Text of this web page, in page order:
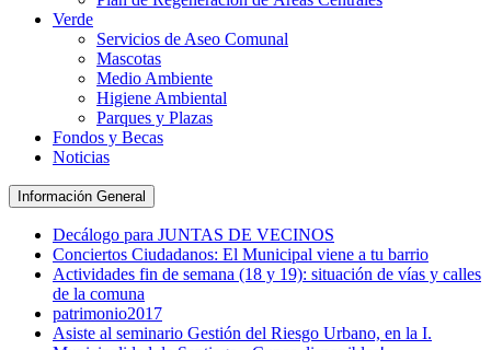
Verde
Servicios de Aseo Comunal
Mascotas
Medio Ambiente
Higiene Ambiental
Parques y Plazas
Fondos y Becas
Noticias
Información General
Decálogo para JUNTAS DE VECINOS
Conciertos Ciudadanos: El Municipal viene a tu barrio
Actividades fin de semana (18 y 19): situación de vías y calles
de la comuna
patrimonio2017
Asiste al seminario Gestión del Riesgo Urbano, en la I.